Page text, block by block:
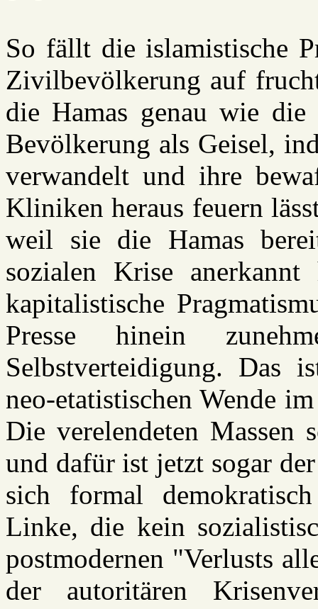
So fällt die islamistische
Zivilbevölkerung auf
die Hamas genau wie
Bevölkerung als Geisel,
verwandelt und ihre
Kliniken heraus feuern
weil sie die Hamas
sozialen Krise
kapitalistische
Presse hinein
Selbstverteidigung. Das
neo-etatistischen Wende
Die verelendeten Massen
und dafür ist jetzt sogar
sich formal
Linke, die kein
postmodernen "Verlusts
der autoritären